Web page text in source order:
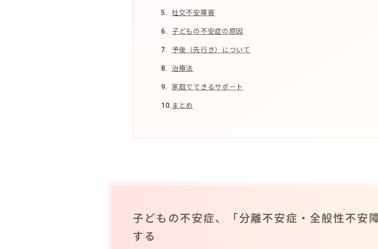
社交不安障害
子どもの不安症の原因
予後（先行き）について
治療法
家庭でできるサポート
まとめ
子どもの不安症、「分離不安症・全般性不安
する